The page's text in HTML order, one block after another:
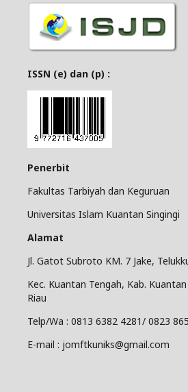
ISSN (e) dan (p) :
Penerbit
Fakultas Tarbiyah dan Keguruan
Universitas Islam Kuantan Singingi
Alamat
Jl. Gatot Subroto KM. 7 Jake,
Kec. Kuantan Tengah, Kab.
Riau
Telp/Wa : 0813 6382 4281/ 0823
E-mail : jomftkuniks@gmail.com